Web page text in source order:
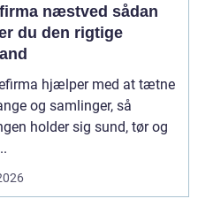
næstved sådan
du den rigtige
hjælper med at tætne
og samlinger, så
holder sig sund, tør og